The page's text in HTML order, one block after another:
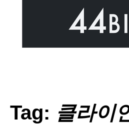
Tag: 클라이